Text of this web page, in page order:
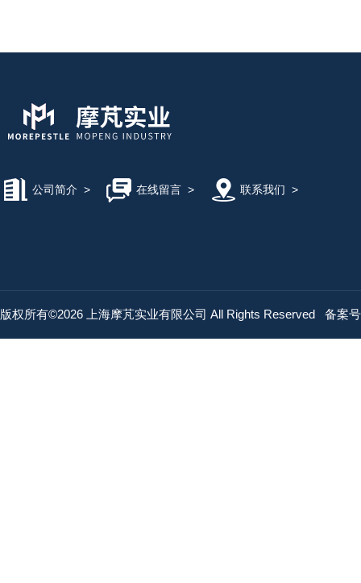
公司简介 > 在线留言> 联系我们 >
版权所有©2026 上海摩芃实业有限公司 All Rights Reserved 备案